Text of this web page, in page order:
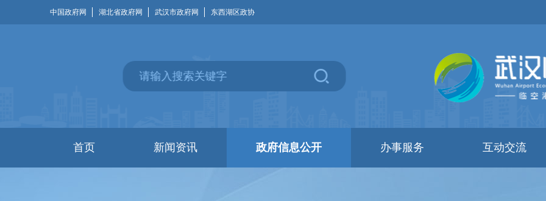
中国政府网 湖北省政府网 武汉市政府网 东西湖区政协
首页 新闻资讯 政府信息公开 办事服务 互动交流